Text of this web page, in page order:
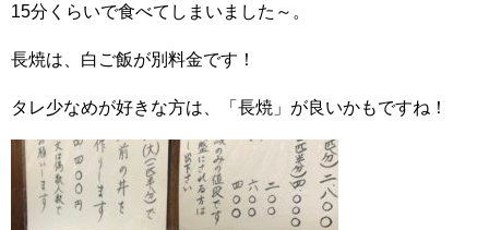
15分くらいで食べてしまいました～。
長焼は、白ご飯が別料金です！
タレ少なめが好きな方は、「長焼」が良いかもですね！